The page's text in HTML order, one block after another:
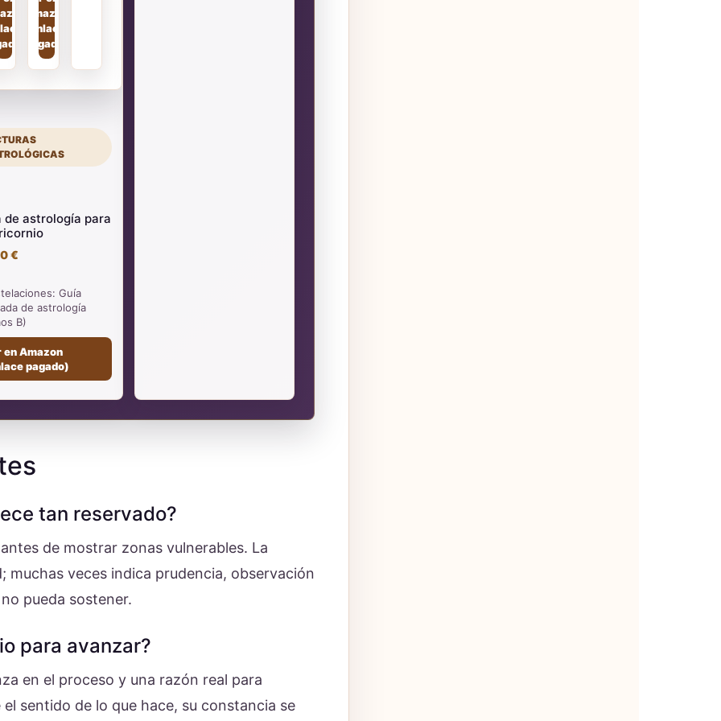
Amazon
(enlace
pagado)
de astrología para
€
Guía
de astrología
B)
en Amazon
pagado)
tan reservado?
de mostrar zonas vulnerables. La
muchas veces indica prudencia, observación
pueda sostener.
para avanzar?
en el proceso y una razón real para
sentido de lo que hace, su constancia se